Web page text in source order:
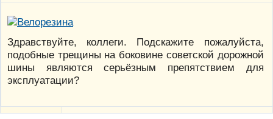
Здравствуйте, коллеги. Подскажите пожалуйста,
подобные трещины на боковине советской дорожной
шины являются серьёзным препятствием для
эксплуатации?